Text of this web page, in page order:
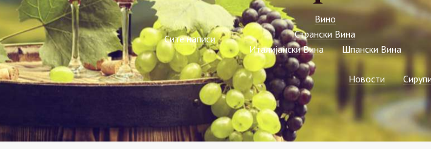
Сите написи
Вино
Странски Вина
Италијански Вина
Шпански Вина
Новости Сирупи